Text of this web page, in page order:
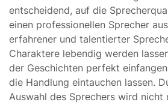
entscheidend, auf die
einen professionellen Sprecher
erfahrener und talentierter
Charaktere lebendig werden
der Geschichten perfekt
die Handlung eintauchen lassen.
Auswahl des Sprechers wird nicht